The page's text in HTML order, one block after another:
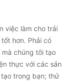
việc làm cho trải
hơn. Phải có
chúng tôi tạo
thực với các sản
trong bạn; thử